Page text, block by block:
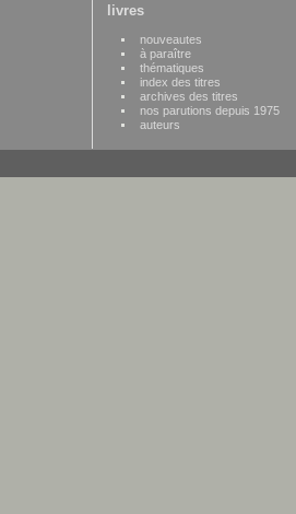
livres
nouveautes
à paraître
thématiques
index des titres
archives des titres
nos parutions depuis 1975
auteurs